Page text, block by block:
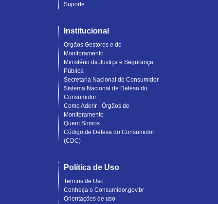
Suporte
Institucional
Órgãos Gestores e de
Monitoramento
Ministério da Justiça e Segurança
Pública
Secretaria Nacional do Consumidor
Sistema Nacional de Defesa do
Consumidor
Como Aderir - Órgãos de
Monitoramento
Quem Somos
Código de Defesa do Consumidor
(CDC)
Política de Uso
Termos de Uso
Conheça o Consumidor.gov.br
Orientações de uso